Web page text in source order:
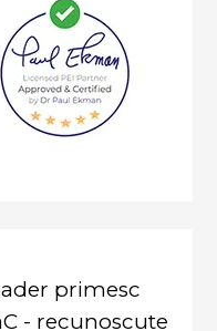
primesc
- recunoscute